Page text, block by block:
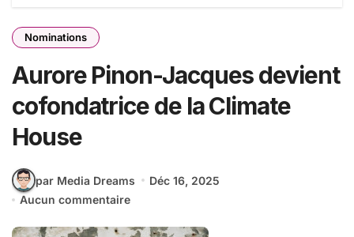
Nominations
Aurore Pinon-Jacques devient
cofondatrice de la Climate
House
par Media Dreams
Déc 16, 2025
Aucun commentaire